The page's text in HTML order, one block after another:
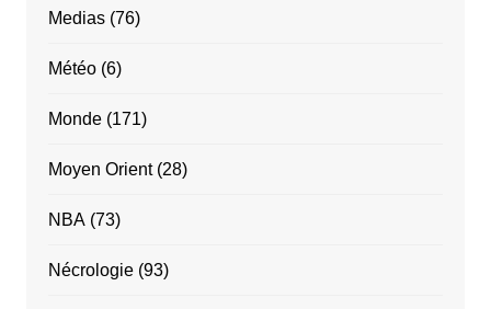
Medias(76)
Météo(6)
Monde(171)
Moyen Orient(28)
NBA(73)
Nécrologie(93)